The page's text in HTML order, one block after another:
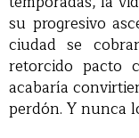
su progresivo
ciudad se
retorcido pacto
acabaría
perdón. Y nunca